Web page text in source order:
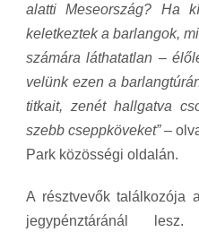
alatti Meseország? Ha
keletkeztek a barlangok,
számára láthatatlan –
velünk ezen a
titkait, zenét hallgatva
szebb cseppköveket”–
Park közösségi oldalán.
A résztvevők találkozója
jegypénztáránál